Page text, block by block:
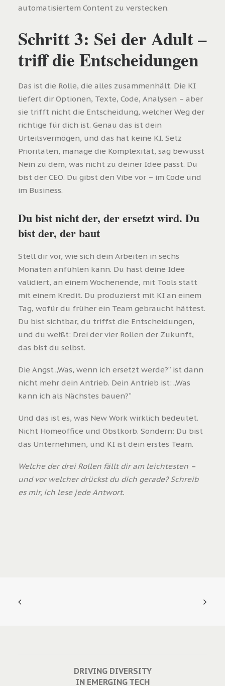
automatisiertem Content zu verstecken.
Schritt 3: Sei der Adult –
triff die Entscheidungen
Das ist die Rolle, die alles zusammenhält. Die KI
liefert dir Optionen, Texte, Code, Analysen – aber
sie trifft nicht die Entscheidung, welcher Weg der
richtige für dich ist. Genau das ist dein
Urteilsvermögen, und das hat keine KI. Setz
Prioritäten, manage die Komplexität, sag bewusst
Nein zu dem, was nicht zu deiner Idee passt. Du
bist der CEO. Du gibst den Vibe vor – im Code und
im Business.
Du bist nicht der, der ersetzt wird. Du
bist der, der baut
Stell dir vor, wie sich dein Arbeiten in sechs
Monaten anfühlen kann. Du hast deine Idee
validiert, an einem Wochenende, mit Tools statt
mit einem Kredit. Du produzierst mit KI an einem
Tag, wofür du früher ein Team gebraucht hättest.
Du bist sichtbar, du triffst die Entscheidungen,
und du weißt: Drei der vier Rollen der Zukunft,
das bist du selbst.
Die Angst „Was, wenn ich ersetzt werde?“ ist dann
nicht mehr dein Antrieb. Dein Antrieb ist: „Was
kann ich als Nächstes bauen?“
Und das ist es, was New Work wirklich bedeutet.
Nicht Homeoffice und Obstkorb. Sondern: Du bist
das Unternehmen, und KI ist dein erstes Team.
Welche der drei Rollen fällt dir am leichtesten –
und vor welcher drückst du dich gerade? Schreib
es mir, ich lese jede Antwort.
DRIVING DIVERSITY
IN EMERGING TECH